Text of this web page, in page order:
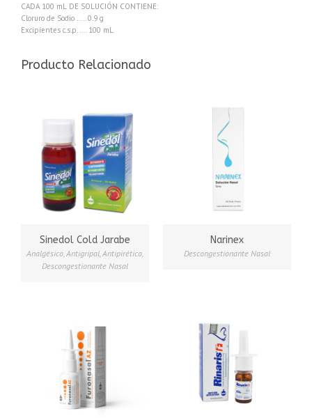
CADA 100 mL DE SOLUCIÓN CONTIENE:
Cloruro de Sodio ….. 0.9 g
Excipientes c.s.p. …. 100 mL
Producto Relacionado
Sinedol Cold Jarabe
Analgésico Antigripal Antipirético
Descongestionante Nasal
Narinex
Descongestionante Nasal